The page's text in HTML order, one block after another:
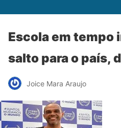
Escola em tempo
salto para o país,
Joice Mara Araujo